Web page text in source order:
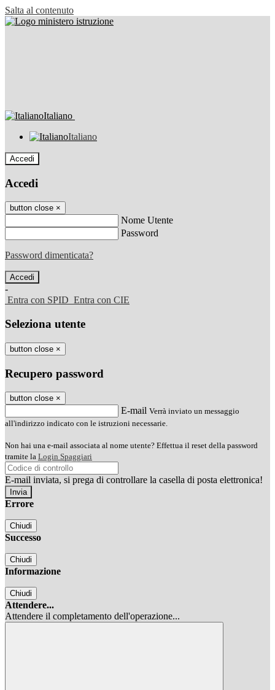
Salta al contenuto
Italiano
Italiano
Accedi
Accedi
button close ×
Nome Utente
Password
Password dimenticata?
-
Entra con SPID Entra con CIE
Seleziona utente
button close ×
Recupero password
button close ×
E-mail Verrà inviato un messaggio
all'indirizzo indicato con le istruzioni necessarie.
Non hai una e-mail associata al nome utente? Effettua il reset della password
tramite la Login Spaggiari
E-mail inviata, si prega di controllare la casella di posta elettronica!
Errore
Chiudi
Successo
Chiudi
Informazione
Chiudi
Attendere...
Attendere il completamento dell'operazione...